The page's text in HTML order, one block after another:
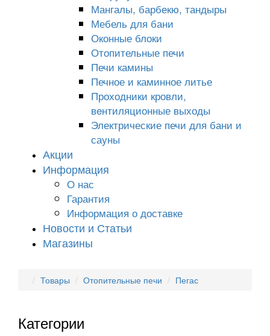
Мангалы, барбекю, тандыры
Мебель для бани
Оконные блоки
Отопительные печи
Печи камины
Печное и каминное литье
Проходники кровли,
вeнтиляционные выходы
Электрические печи для бани и
сауны
Акции
Информация
О нас
Гарантия
Информация о доставке
Новости и Статьи
Магазины
Товары Отопительные печи Пегас
Категории